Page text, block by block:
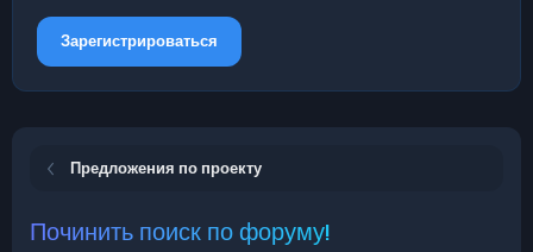
Зарегистрироваться
Предложения по проекту
Починить поиск по форуму!